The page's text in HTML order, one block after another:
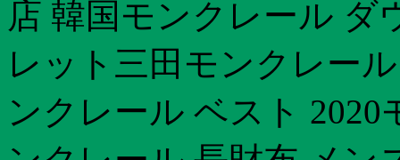
店 韓国モンクレール ダ
レット三田モンクレー
ンクレール ベスト 2020